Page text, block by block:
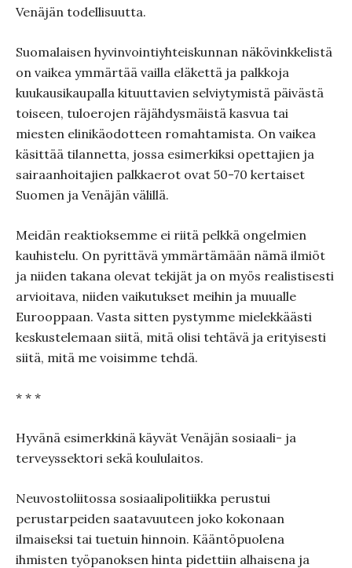
Venäjän todellisuutta.
Suomalaisen hyvinvointiyhteiskunnan näkövinkkelistä
on vaikea ymmärtää vailla eläkettä ja palkkoja
kuukausikaupalla kituuttavien selviytymistä päivästä
toiseen, tuloerojen räjähdysmäistä kasvua tai
miesten elinikäodotteen romahtamista. On vaikea
käsittää tilannetta, jossa esimerkiksi opettajien ja
sairaanhoitajien palkkaerot ovat 50-70 kertaiset
Suomen ja Venäjän välillä.
Meidän reaktioksemme ei riitä pelkkä ongelmien
kauhistelu. On pyrittävä ymmärtämään nämä ilmiöt
ja niiden takana olevat tekijät ja on myös realistisesti
arvioitava, niiden vaikutukset meihin ja muualle
Eurooppaan. Vasta sitten pystymme mielekkäästi
keskustelemaan siitä, mitä olisi tehtävä ja erityisesti
siitä, mitä me voisimme tehdä.
* * *
Hyvänä esimerkkinä käyvät Venäjän sosiaali- ja
terveyssektori sekä koululaitos.
Neuvostoliitossa sosiaalipolitiikka perustui
perustarpeiden saatavuuteen joko kokonaan
ilmaiseksi tai tuetuin hinnoin. Kääntöpuolena
ihmisten työpanoksen hinta pidettiin alhaisena ja